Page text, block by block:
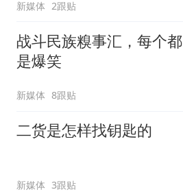
新媒体 2跟贴
战斗民族糗事汇，每个都
是爆笑
新媒体 8跟贴
二货是怎样找钥匙的
新媒体 3跟贴